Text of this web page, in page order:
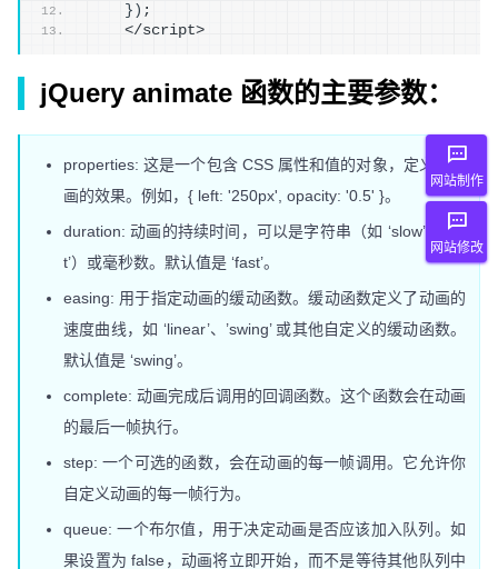
} ) ;
    </script>
jQuery animate 函数的主要参数：
properties: 这是一个包含 CSS 属性和值的对象，定义了动
画的效果。例如，{ left: '250px', opacity: '0.5' }。
duration: 动画的持续时间，可以是字符串（如 ‘slow’、’fas
t’）或毫秒数。默认值是 ‘fast’。
easing: 用于指定动画的缓动函数。缓动函数定义了动画的
速度曲线，如 ‘linear’、’swing’ 或其他自定义的缓动函数。
默认值是 ‘swing’。
complete: 动画完成后调用的回调函数。这个函数会在动画
的最后一帧执行。
step: 一个可选的函数，会在动画的每一帧调用。它允许你
自定义动画的每一帧行为。
queue: 一个布尔值，用于决定动画是否应该加入队列。如
果设置为 false，动画将立即开始，而不是等待其他队列中
网站制作
网站修改